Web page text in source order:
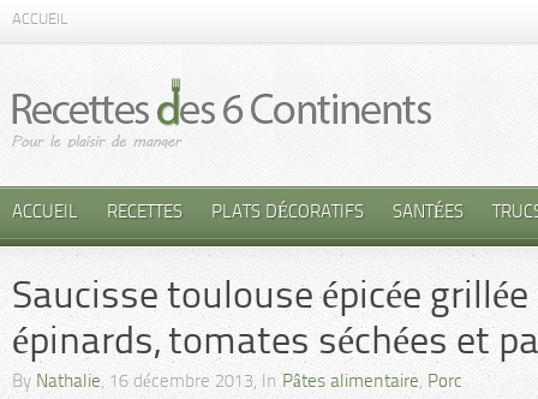
ACCUEIL
ACCUEIL RECETTES PLATS DÉCORATIFS SANTÉES
Saucisse toulouse épicée
épinards, tomates séchées et
By Nathalie, 16 décembre 2013, InPâtes alimentaire, Porc